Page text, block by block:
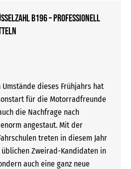
B196 – professionell
dieses Frühjahrs hat
für die Motorradfreunde
die Nachfrage nach
angestaut. Mit der
treten in diesem Jahr
Zweirad-Kandidaten in
auch eine ganz neue